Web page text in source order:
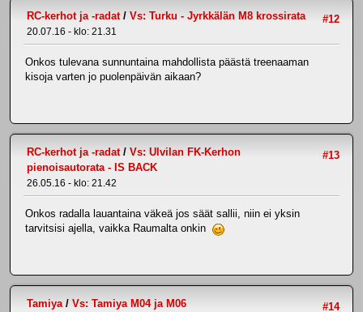
#12
RC-kerhot ja -radat/ Vs: Turku - Jyrkkälän M8 krossirata
20.07.16 - klo: 21.31
Onkos tulevana sunnuntaina mahdollista päästä treenaaman
kisoja varten jo puolenpäivän aikaan?
#13
RC-kerhot ja -radat/ Vs: Ulvilan FK-Kerhon
pienoisautorata - IS BACK
26.05.16 - klo: 21.42
Onkos radalla lauantaina väkeä jos säät sallii, niin ei yksin
tarvitsisi ajella, vaikka Raumalta onkin
#14
Tamiya / Vs: Tamiya M04 ja M06